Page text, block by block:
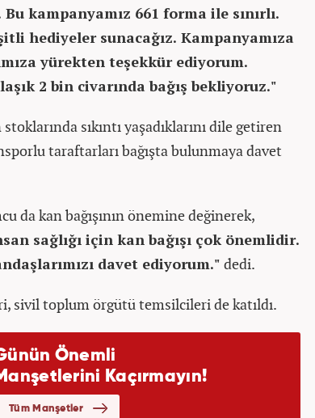
kampanyamız 661 forma ile sınırlı.
hediyeler sunacağız. Kampanyamıza
yürekten teşekkür ediyorum.
2 bin civarında bağış bekliyoruz."
sıkıntı yaşadıklarını dile getiren
taraftarları bağışta bulunmaya davet
da kan bağışının önemine değinerek,
sağlığı için kan bağışı çok önemlidir.
davet ediyorum." dedi.
sivil toplum örgütü temsilcileri de katıldı.